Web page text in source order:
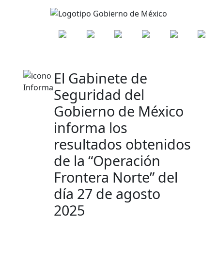
El Gabinete de
Seguridad del
Gobierno de México
informa los
resultados obtenidos
de la “Operación
Frontera Norte” del
día 27 de agosto
2025